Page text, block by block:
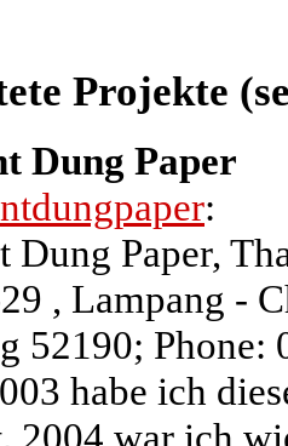
Projekte
Dung Paper
:
Dung Paper,
, Lampang -
52190;
habe ich
2004 war ich